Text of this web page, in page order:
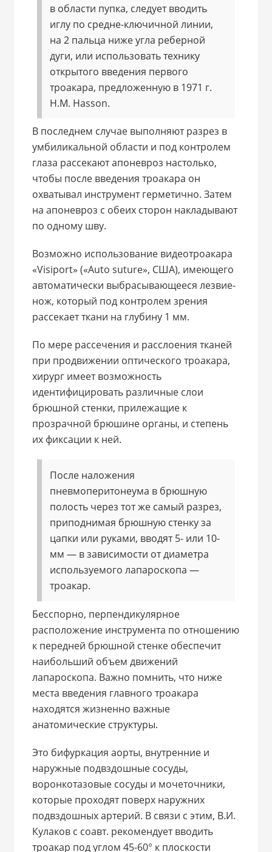
в области пупка, следует вводить
иглу по средне-ключичной линии,
на 2 пальца ниже угла реберной
дуги, или использовать технику
открытого введения первого
троакара, предложенную в 1971 г.
Н.М. Hasson.
В последнем случае выполняют разрез в
умбиликальной области и под контролем
глаза рассекают апоневроз настолько,
чтобы после введения троакара он
охватывал инструмент герметично. Затем
на апоневроз с обеих сторон накладывают
по одному шву.
Возможно использование видеотроакара
«Visiport» («Auto suture», США), имеющего
автоматически выбрасывающееся лезвие-
нож, который под контролем зрения
рассекает ткани на глубину 1 мм.
По мере рассечения и расслоения тканей
при продвижении оптического троакара,
хирург имеет возможность
идентифицировать различные слои
брюшной стенки, прилежащие к
прозрачной брюшине органы, и степень
их фиксации к ней.
После наложения
пневмоперитонеума в брюшную
полость через тот же самый разрез,
приподнимая брюшную стенку за
цапки или руками, вводят 5- или 10-
мм — в зависимости от диаметра
используемого лапароскопа —
троакар.
Бесспорно, перпендикулярное
расположение инструмента по отношению
к передней брюшной стенке обеспечит
наибольший объем движений
лапароскопа. Важно помнить, что ниже
места введения главного троакара
находятся жизненно важные
анатомические структуры.
Это бифуркация аорты, внутренние и
наружные подвздошные сосуды,
воронкотазовые сосуды и мочеточники,
которые проходят поверх наружних
подвздошных артерий. В связи с этим, В.И.
Кулаков с соавт. рекомендует вводить
троакар под углом 45-60° к плоскости